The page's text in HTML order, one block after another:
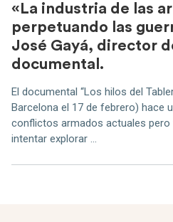
«La industria de las
perpetuando las
José Gayá, director
documental.
El documental “Los hilos del
Barcelona el 17 de febrero) hace
conflictos armados actuales pero
intentar explorar ...